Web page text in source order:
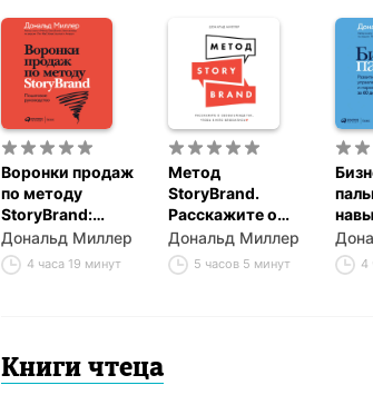
Воронки продаж
по методу
StoryBrand:
Пошаговое
руководство
Дональд Миллер
4 часа 19 минут
Метод
StoryBrand.
Расскажите о
своем бренде так,
чтобы в него
влюбились
Дональд Миллер
5 часов 5 минут 4
Книги чтеца